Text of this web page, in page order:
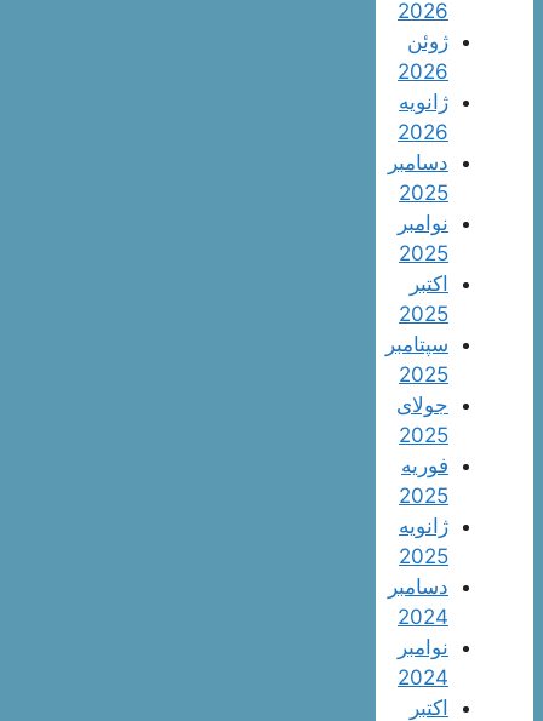
2026
ژوئن
2026
ژانویه
2026
دسامبر
2025
نوامبر
2025
اکتبر
2025
سپتامبر
2025
جولای
2025
فوریه
2025
ژانویه
2025
دسامبر
2024
نوامبر
2024
اکتبر